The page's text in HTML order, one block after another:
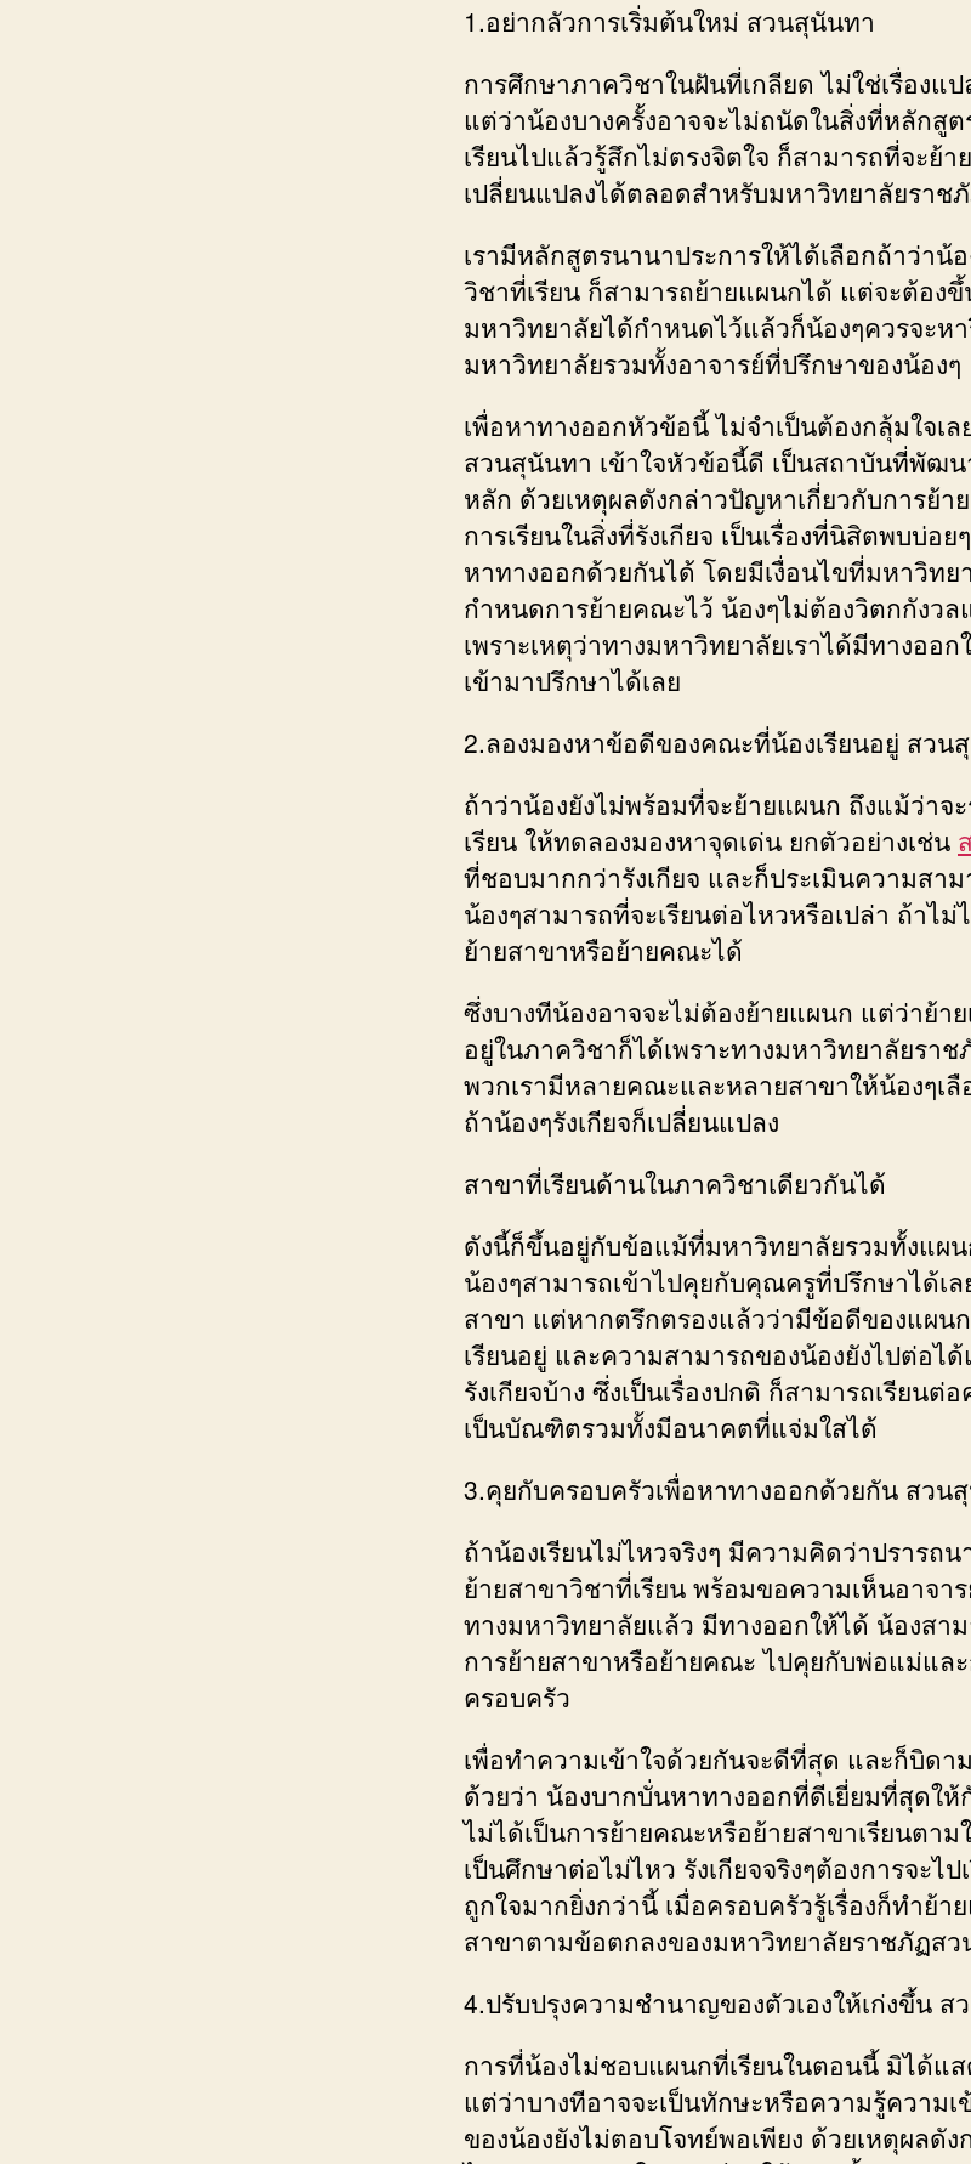
1.อย่ากลัวการเริ่มต้นใหม่ สวนสุนันทา
การศึกษาภาควิชาในฝันที่เกลียด ไม่ใช่เรื่องแป
แต่ว่าน้องบางครั้งอาจจะไม่ถนัดในสิ่งที่หลักสูต
เรียนไปแล้วรู้สึกไม่ตรงจิตใจ ก็สามารถที่จะย้า
เปลี่ยนแปลงได้ตลอดสำหรับมหาวิทยาลัยราช
เรามีหลักสูตรนานาประการให้ได้เลือกถ้าว่าน้
วิชาที่เรียน ก็สามารถย้ายแผนกได้ แต่จะต้อง
มหาวิทยาลัยได้กำหนดไว้แล้วก็น้องๆควรจะห
มหาวิทยาลัยรวมทั้งอาจารย์ที่ปรึกษาของน้องๆ
เพื่อหาทางออกหัวข้อนี้ ไม่จำเป็นต้องกลุ้มใจเล
สวนสุนันทา เข้าใจหัวข้อนี้ดี เป็นสถาบันที่พัฒน
หลัก ด้วยเหตุผลดังกล่าวปัญหาเกี่ยวกับการย้า
การเรียนในสิ่งที่รังเกียจ เป็นเรื่องที่นิสิตพบบ่อย
หาทางออกด้วยกันได้ โดยมีเงื่อนไขที่มหาวิทย
กำหนดการย้ายคณะไว้ น้องๆไม่ต้องวิตกกังวล
เพราะเหตุว่าทางมหาวิทยาลัยเราได้มีทางออ
เข้ามาปรึกษาได้เลย
2.ลองมองหาข้อดีของคณะที่น้องเรียนอยู่ สวน
ถ้าว่าน้องยังไม่พร้อมที่จะย้ายแผนก ถึงแม้ว่าจะ
เรียน ให้ทดลองมองหาจุดเด่น ยกตัวอย่างเช่น
ที่ชอบมากกว่ารังเกียจ และก็ประเมินความสา
น้องๆสามารถที่จะเรียนต่อไหวหรือเปล่า ถ้าไ
ย้ายสาขาหรือย้ายคณะได้
ซึ่งบางทีน้องอาจจะไม่ต้องย้ายแผนก แต่ว่าย้า
อยู่ในภาควิชาก็ได้เพราะทางมหาวิทยาลัยรา
พวกเรามีหลายคณะและหลายสาขาให้น้องๆเ
ถ้าน้องๆรังเกียจก็เปลี่ยนแปลง
สาขาที่เรียนด้านในภาควิชาเดียวกันได้
ดังนี้ก็ขึ้นอยู่กับข้อแม้ที่มหาวิทยาลัยรวมทั้งแผ
น้องๆสามารถเข้าไปคุยกับคุณครูที่ปรึกษาได้เ
สาขา แต่หากตรึกตรองแล้วว่ามีข้อดีของแผน
เรียนอยู่ และความสามารถของน้องยังไปต่อไ
รังเกียจบ้าง ซึ่งเป็นเรื่องปกติ ก็สามารถเรียน
เป็นบัณฑิตรวมทั้งมีอนาคตที่แจ่มใสได้
3.คุยกับครอบครัวเพื่อหาทางออกด้วยกัน สวน
ถ้าน้องเรียนไม่ไหวจริงๆ มีความคิดว่าปรารถ
ย้ายสาขาวิชาที่เรียน พร้อมขอความเห็นอาจา
ทางมหาวิทยาลัยแล้ว มีทางออกให้ได้ น้องสา
การย้ายสาขาหรือย้ายคณะ ไปคุยกับพ่อแม่แล
ครอบครัว
เพื่อทำความเข้าใจด้วยกันจะดีที่สุด และก็บิดา
ด้วยว่า น้องบากบั่นหาทางออกที่ดีเยี่ยมที่สุดให้
ไม่ได้เป็นการย้ายคณะหรือย้ายสาขาเรียนตาม
เป็นศึกษาต่อไม่ไหว รังเกียจจริงๆต้องการจะไ
ถูกใจมากยิ่งกว่านี้ เมื่อครอบครัวรู้เรื่องก็ทำย้า
สาขาตามข้อตกลงของมหาวิทยาลัยราชภัฏสว
4.ปรับปรุงความชำนาญของตัวเองให้เก่งขึ้น ส
การที่น้องไม่ชอบแผนกที่เรียนในตอนนี้ มิได้แส
แต่ว่าบางทีอาจจะเป็นทักษะหรือความรู้ความเ
ของน้องยังไม่ตอบโจทย์พอเพียง ด้วยเหตุผลดั